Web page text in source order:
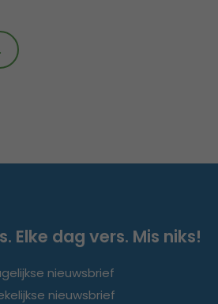
Elke dag vers. Mis niks!
nieuwsbrief
nieuwsbrief